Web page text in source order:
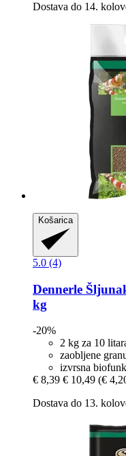
Dostava do 14.
Košarica
5.0 (4)
Dennerle
kg
-20%
2 kg za 10
zaobljene
izvrsna
€ 8,39 € 10,49 (€
Dostava do 13.